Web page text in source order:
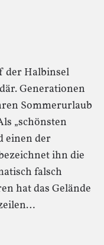
der Halbinsel
Generationen
Sommerurlaub
„schönsten
einen der
ihn die
falsch
hat das Gelände